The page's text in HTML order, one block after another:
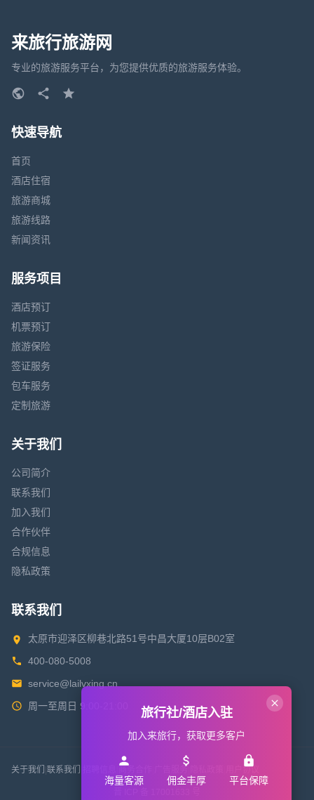
来旅行旅游网
专业的旅游服务平台，为您提供优质的旅游服务体验。
快速导航
首页
酒店住宿
旅游商城
旅游线路
新闻资讯
服务项目
酒店预订
机票预订
旅游保险
签证服务
包车服务
定制旅游
关于我们
公司简介
联系我们
加入我们
合作伙伴
合规信息
隐私政策
联系我们
太原市迎泽区柳巷北路51号中昌大厦10层B02室
400-080-5008
service@lailvxing.cn
周一至周日 9:00-21:00
关于我们 联系我们 用户协议
旅行社/酒店入驻
加入来旅行，获取更多客户
海量客源 佣金丰厚 平台保障